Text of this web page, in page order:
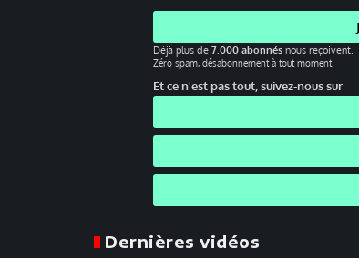
Déjà plus de 7.000 abonnés nous reçoivent.
Zéro spam, désabonnement à tout moment.
Et ce n'est pas tout, suivez-nous sur
Dernières vidéos